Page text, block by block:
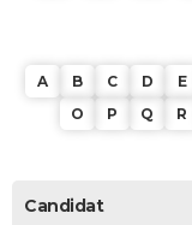
A B C D E
O
P Q R
Candidat